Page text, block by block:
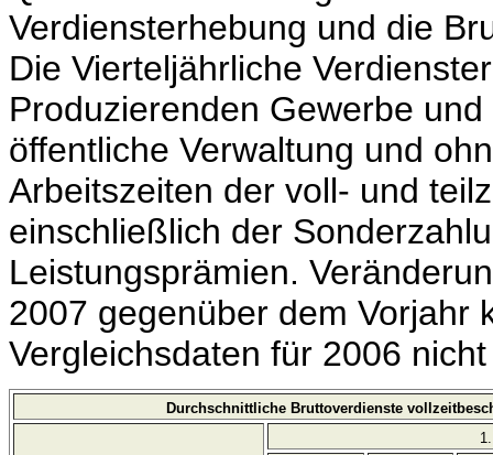
Verdiensterhebung und die
Die Vierteljährliche
Produzierenden Gewerbe
öffentliche Verwaltung und
Arbeitszeiten der voll- und
einschließlich der
Leistungsprämien.
2007 gegenüber dem Vorjahr
Vergleichsdaten für 2006
Durchschnittliche Bruttoverdienste